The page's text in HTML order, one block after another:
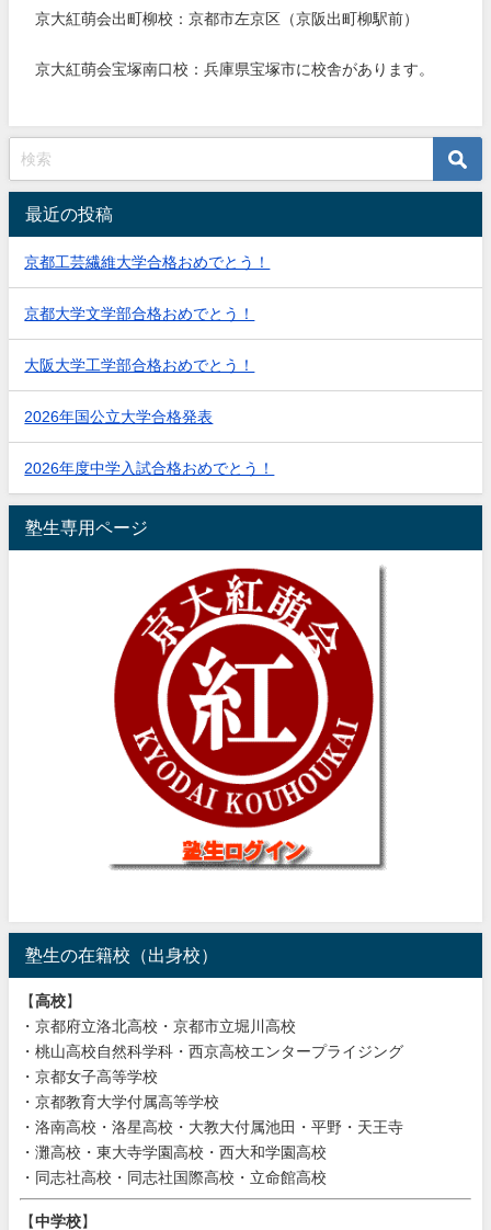
京大紅萌会出町柳校：京都市左京区（京阪出町柳駅前）
京大紅萌会宝塚南口校：兵庫県宝塚市に校舎があります。
最近の投稿
京都工芸繊維大学合格おめでとう！
京都大学文学部合格おめでとう！
大阪大学工学部合格おめでとう！
2026年国公立大学合格発表
2026年度中学入試合格おめでとう！
塾生専用ページ
塾生の在籍校（出身校）
【高校】
・京都府立洛北高校・京都市立堀川高校
・桃山高校自然科学科・西京高校エンタープライジング
・京都女子高等学校
・京都教育大学付属高等学校
・洛南高校・洛星高校・大教大付属池田・平野・天王寺
・灘高校・東大寺学園高校・西大和学園高校
・同志社高校・同志社国際高校・立命館高校
【中学校】